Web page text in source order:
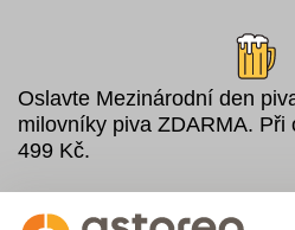
Oslavte Mezinárodní den
milovníky piva ZDARMA. Při
499 Kč.